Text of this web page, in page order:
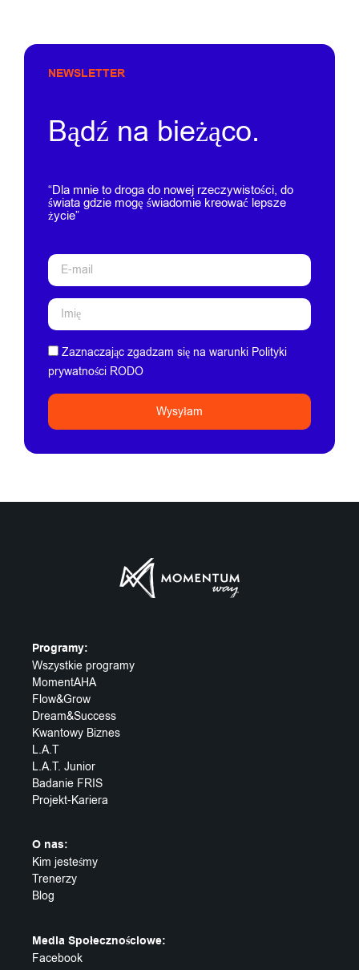
NEWSLETTER
Bądź na bieżąco.
“Dla mnie to droga do nowej rzeczywistości, do
świata gdzie mogę świadomie kreować lepsze
życie”
Zaznaczając zgadzam się na warunki Polityki
prywatności RODO
Wysyłam
Programy:
Wszystkie programy
MomentAHA
Flow&Grow
Dream&Success
Kwantowy Biznes
L.A.T
L.A.T. Junior
Badanie FRIS
Projekt-Kariera
O nas:
Kim jesteśmy
Trenerzy
Blog
Media Społecznościowe:
Facebook